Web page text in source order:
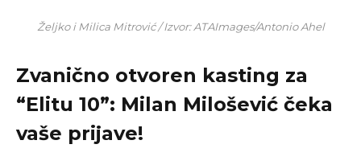
Željko i Milica Mitrović / Izvor: ATAImages/Antonio Ahel
Zvanično otvoren kasting za
“Elitu 10”: Milan Milošević čeka
vaše prijave!